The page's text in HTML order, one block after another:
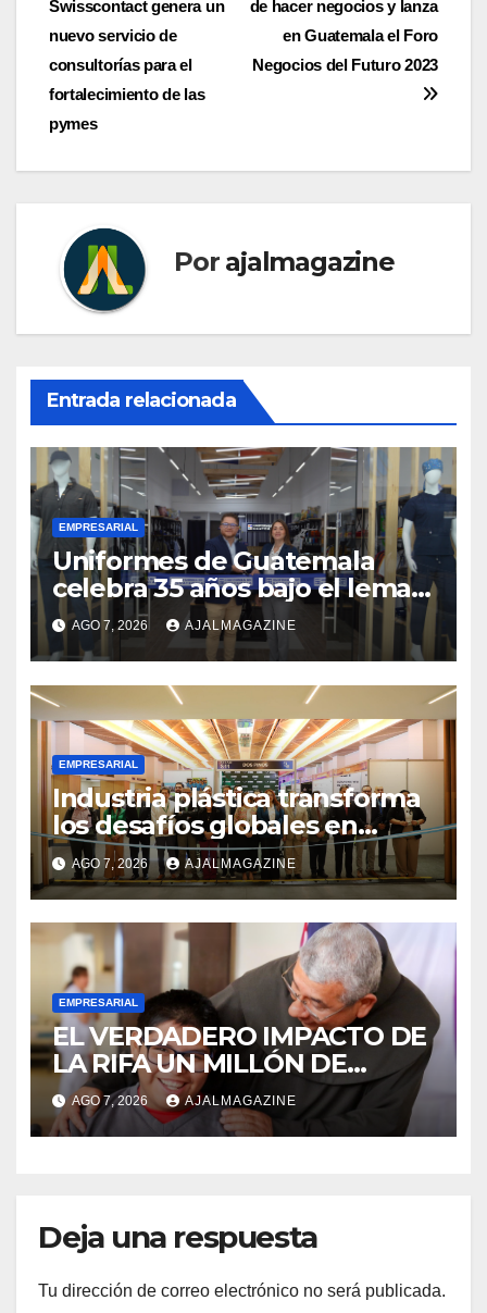
de
entradas
de hacer negocios y lanza
en Guatemala el Foro
Negocios del Futuro 2023
Swisscontact genera un
nuevo servicio de
consultorías para el
fortalecimiento de las
pymes
Por ajalmagazine
Entrada relacionada
EMPRESARIAL
Uniformes de Guatemala
celebra 35 años bajo el lema
«Hechos para destacar» y
continúa su expansión
nacional
AGO 7, 2026 AJALMAGAZINE
EMPRESARIAL
Industria plástica transforma
los desafíos globales en
innovación y nuevas
oportunidades de negocio
AGO 7, 2026 AJALMAGAZINE
EMPRESARIAL
EL VERDADERO IMPACTO DE
LA RIFA UN MILLÓN DE
AMIGOS HOY POR TI,
MAÑANA POR MÍ
AGO 7, 2026 AJALMAGAZINE
Deja una respuesta
Tu dirección de correo electrónico no será publicada.